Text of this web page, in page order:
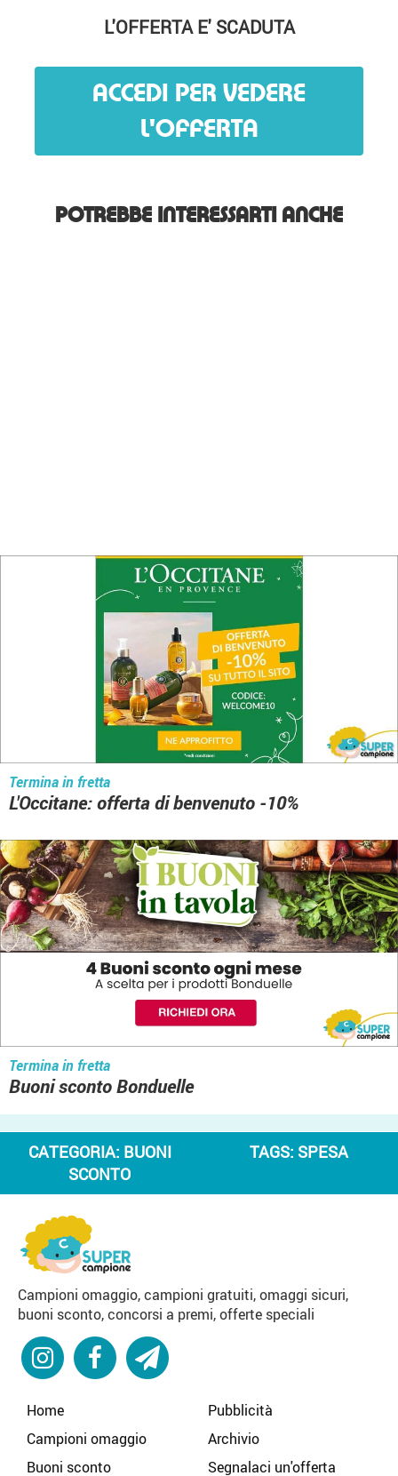
L'OFFERTA E' SCADUTA
ACCEDI PER VEDERE
L'OFFERTA
POTREBBE INTERESSARTI ANCHE
Termina in fretta
L'Occitane: offerta di benvenuto -10%
Termina in fretta
Buoni sconto Bonduelle
CATEGORIA: BUONI
SCONTO
TAGS: SPESA
Campioni omaggio, campioni gratuiti, omaggi sicuri,
buoni sconto, concorsi a premi, offerte speciali
Home
Campioni omaggio
Buoni sconto
Pubblicità
Archivio
Segnalaci un'offerta